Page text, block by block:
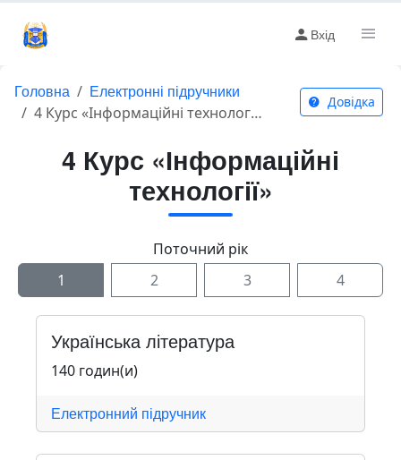
Вхід
Головна Електронні підручники
4 Курс «Інформаційні технології»
Довідка
4 Курс «Інформаційні
технології»
Поточний рік
1
2 3 4
Українська література
140 годин(и)
Електронний підручник